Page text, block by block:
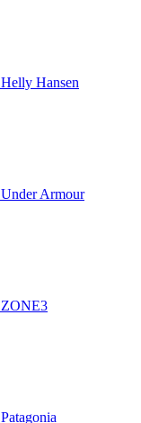
Helly Hansen
Under Armour
ZONE3
Patagonia